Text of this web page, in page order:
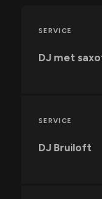
SERVICE
DJ met
SERVICE
DJ Bruiloft